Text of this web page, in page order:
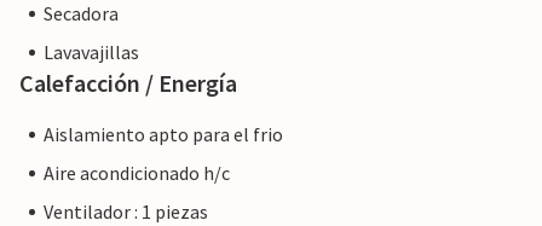
Secadora
Lavavajillas
Calefacción / Energía
Aislamiento apto para el frio
Aire acondicionado h/c
Ventilador : 1 piezas